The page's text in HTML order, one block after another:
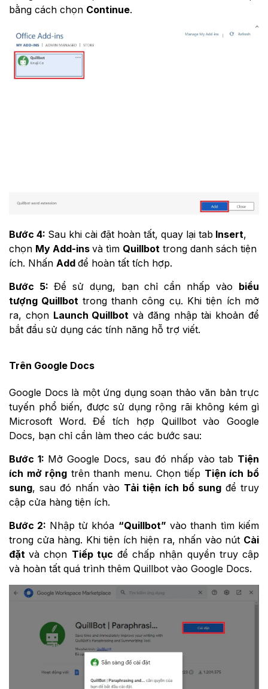
bằng cách chọn Continue.
Bước 4: Sau khi cài đặt hoàn tất, quay lại tab Insert,
chọn My Add-ins và tìm Quillbot trong danh sách tiện
ích. Nhấn Add để hoàn tất tích hợp.
Bước 5: Để sử dụng, bạn chỉ cần nhấp vào biểu
tượng Quillbot trong thanh công cụ. Khi tiện ích mở
ra, chọn Launch Quillbot và đăng nhập tài khoản để
bắt đầu sử dụng các tính năng hỗ trợ viết.
Trên Google Docs
Google Docs là một ứng dụng soạn thảo văn bản trực
tuyến phổ biến, được sử dụng rộng rãi không kém gì
Microsoft Word. Để tích hợp Quillbot vào Google
Docs, bạn chỉ cần làm theo các bước sau:
Bước 1: Mở Google Docs, sau đó nhấp vào tab Tiện
ích mở rộng trên thanh menu. Chọn tiếp Tiện ích bổ
sung, sau đó nhấn vào Tải tiện ích bổ sung để truy
cập cửa hàng tiện ích.
Bước 2: Nhập từ khóa “Quillbot” vào thanh tìm kiếm
trong cửa hàng. Khi tiện ích hiện ra, nhấn vào nút Cài
đặtvà chọn Tiếp tục để chấp nhận quyền truy cập
và hoàn tất quá trình thêm Quillbot vào Google Docs.